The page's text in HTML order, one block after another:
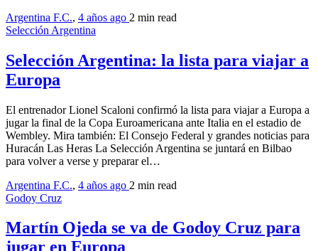
Argentina F.C., 4 años ago 2 min read
Selección Argentina
Selección Argentina: la lista para viajar a
Europa
El entrenador Lionel Scaloni confirmó la lista para viajar a Europa a
jugar la final de la Copa Euroamericana ante Italia en el estadio de
Wembley. Mira también: El Consejo Federal y grandes noticias para
Huracán Las Heras La Selección Argentina se juntará en Bilbao
para volver a verse y preparar el…
Argentina F.C., 4 años ago 2 min read
Godoy Cruz
Martín Ojeda se va de Godoy Cruz para
jugar en Europa